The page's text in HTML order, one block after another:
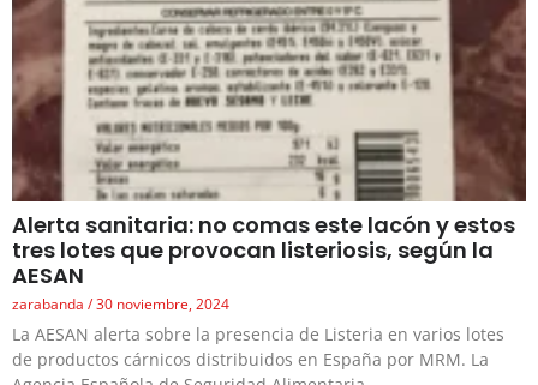
Alerta sanitaria: no comas este lacón y estos
tres lotes que provocan listeriosis, según la
AESAN
zarabanda 30 noviembre, 2024
La AESAN alerta sobre la presencia de Listeria en varios lotes
de productos cárnicos distribuidos en España por MRM. La